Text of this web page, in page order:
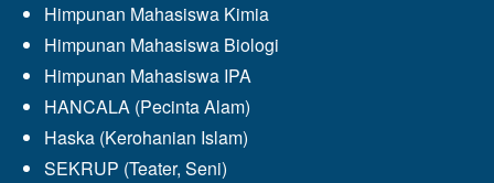
Himpunan Mahasiswa Kimia
Himpunan Mahasiswa Biologi
Himpunan Mahasiswa IPA
HANCALA (Pecinta Alam)
Haska (Kerohanian Islam)
SEKRUP (Teater, Seni)